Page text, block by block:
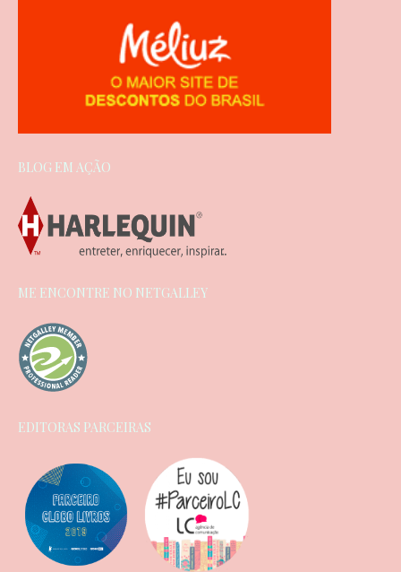
BLOG EM AÇÃO
ME ENCONTRE NO NETGALLEY
EDITORAS PARCEIRAS